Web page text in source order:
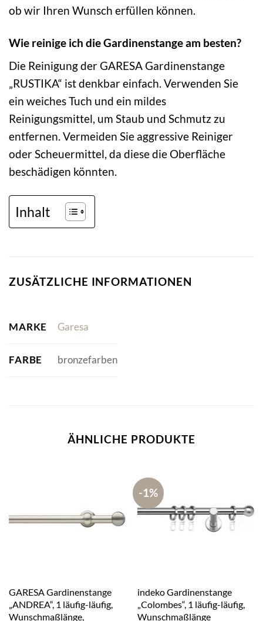
ob wir Ihren Wunsch erfüllen können.
Wie reinige ich die Gardinenstange am besten?
Die Reinigung der GARESA Gardinenstange
„RUSTIKA“ ist denkbar einfach. Verwenden Sie
ein weiches Tuch und ein mildes
Reinigungsmittel, um Staub und Schmutz zu
entfernen. Vermeiden Sie aggressive Reiniger
oder Scheuermittel, da diese die Oberfläche
beschädigen könnten.
Inhalt
ZUSÄTZLICHE INFORMATIONEN
MARKE Garesa
FARBE bronzefarben
ÄHNLICHE PRODUKTE
GARESA Gardinenstange
„ANDREA“, 1 läufig-läufig,
Wunschmaßlänge,
-1%
indeko Gardinenstange
„Colombes“, 1 läufig-läufig,
Wunschmaßlänge